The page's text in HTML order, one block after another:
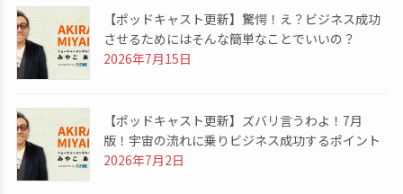
【ポッドキャスト更新】驚愕！え？ビジネス成功
させるためにはそんな簡単なことでいいの？
2026年7月15日
【ポッドキャスト更新】ズバリ言うわよ！7月
版！宇宙の流れに乗りビジネス成功するポイント
2026年7月2日